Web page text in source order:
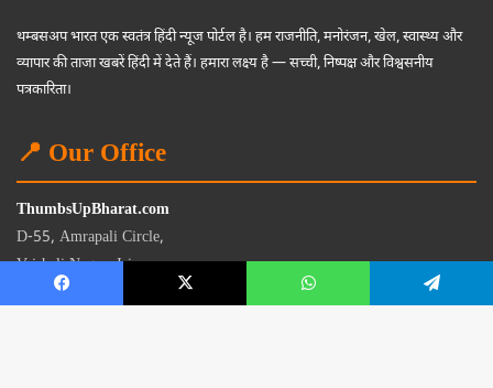
थम्बसअप भारत एक स्वतंत्र हिंदी न्यूज पोर्टल है। हम राजनीति, मनोरंजन, खेल, स्वास्थ्य और
व्यापार की ताजा खबरें हिंदी में देते हैं। हमारा लक्ष्य है — सच्ची, निष्पक्ष और विश्वसनीय
पत्रकारिता।
📍 Our Office
ThumbsUpBharat.com
D-55, Amrapali Circle,
Vaishali Nagar, Jaipur
Rajasthan - 302021